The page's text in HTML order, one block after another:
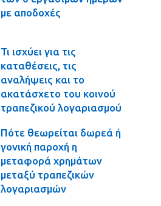
με αποδοχές
Τι ισχύει για τις
καταθέσεις, τις
αναλήψεις και το
ακατάσχετο του κοινού
τραπεζικού λογαριασμού
Πότε θεωρείται δωρεά ή
γονική παροχή η
μεταφορά χρημάτων
μεταξύ τραπεζικών
λογαριασμών